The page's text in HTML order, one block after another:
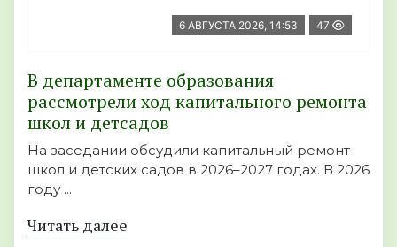
6 АВГУСТА 2026, 14:53 47
В департаменте образования
рассмотрели ход капитального ремонта
школ и детсадов
На заседании обсудили капитальный ремонт
школ и детских садов в 2026–2027 годах. В 2026
году ...
Читать далее